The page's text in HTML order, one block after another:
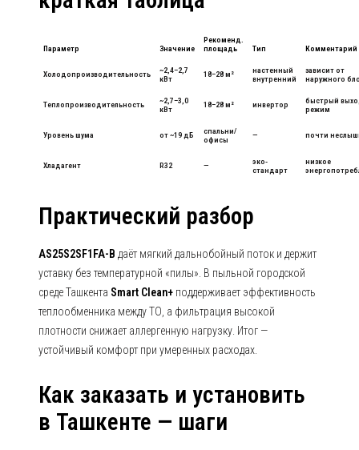
Параметр Значение
Рекоменд.
площадь
Тип Комментарий
Холодопроизводительность
~2,4–2,7
кВт
18–28 м²
настенный
внутренний
зависит от
наружного
Теплопроизводительность
~2,7–3,0
кВт
18–28 м² инвертор
быстрый
режим
Уровень шума от ~19 дБ
спальни/
офисы
— почти
Хладагент R32 —
эко-
стандарт
низкое
Практический разбор
AS25S2SF1FA-B даёт мягкий дальнобойный поток и держит
уставку без температурной «пилы». В пыльной городской
среде Ташкента Smart Clean+ поддерживает эффективность
теплообменника между ТО, а фильтрация высокой
плотности снижает аллергенную нагрузку. Итог —
устойчивый комфорт при умеренных расходах.
Как заказать и установить
в Ташкенте — шаги